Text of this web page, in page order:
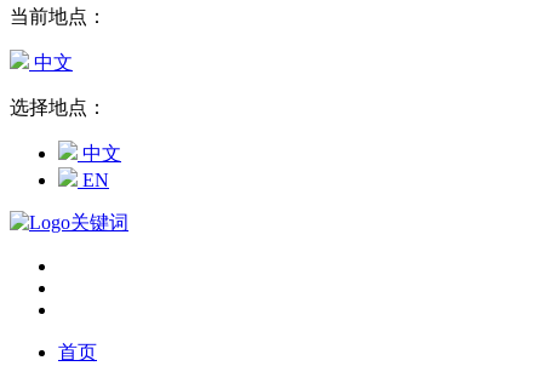
当前地点：
中文
选择地点：
中文
EN
首页